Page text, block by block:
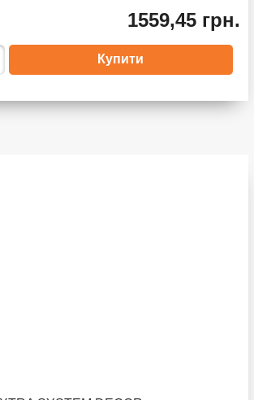
1559,45 грн.